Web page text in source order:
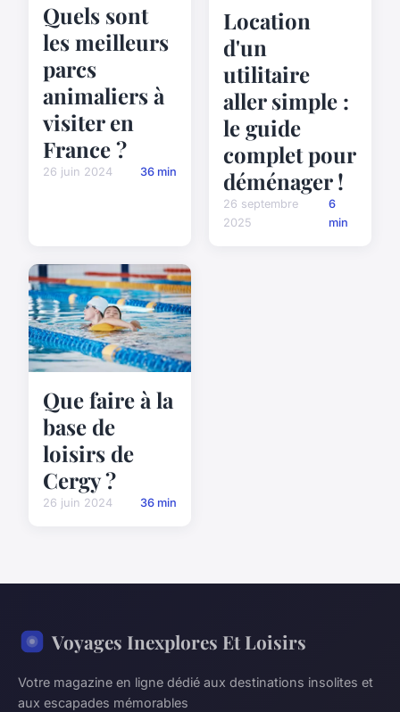
Quels sont
les meilleurs
parcs
animaliers à
visiter en
France ?
26 juin 2024 36 min
Location
d'un
utilitaire
aller simple :
le guide
complet pour
déménager !
26 septembre
2025
6
min
Que faire à la
base de
loisirs de
Cergy ?
26 juin 2024 36 min
Voyages Inexplores Et Loisirs
Votre magazine en ligne dédié aux destinations insolites et
aux escapades mémorables